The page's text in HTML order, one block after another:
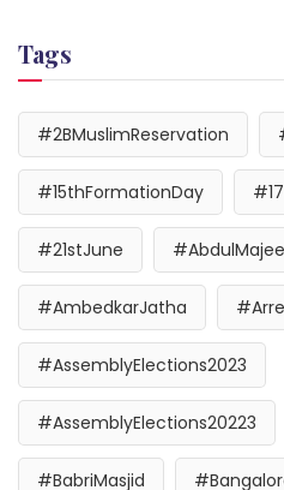
Tags
#2BMuslimReservation
#15thFormationDay
#21stJune
#AmbedkarJatha
#AssemblyElections2023
#AssemblyElections20223
#BabriMasjid